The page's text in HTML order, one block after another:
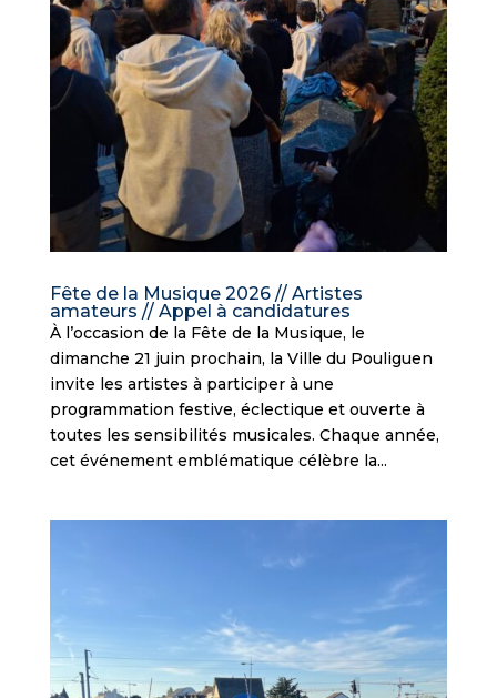
Fête de la Musique 2026 // Artistes
amateurs // Appel à candidatures
À l’occasion de la Fête de la Musique, le
dimanche 21 juin prochain, la Ville du Pouliguen
invite les artistes à participer à une
programmation festive, éclectique et ouverte à
toutes les sensibilités musicales. Chaque année,
cet événement emblématique célèbre la...